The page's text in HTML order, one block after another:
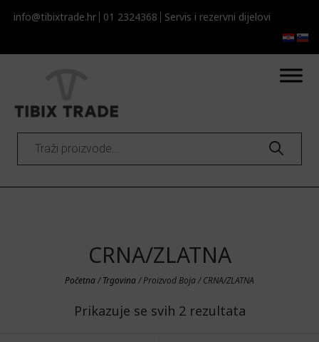
info@tibixtrade.hr 01 2324368 Servis i rezervni dijelovi​​
Products
search
CRNA/ZLATNA
Početna/Trgovina/ Proizvod Boja / CRNA/ZLATNA
Prikazuje se svih 2 rezultata